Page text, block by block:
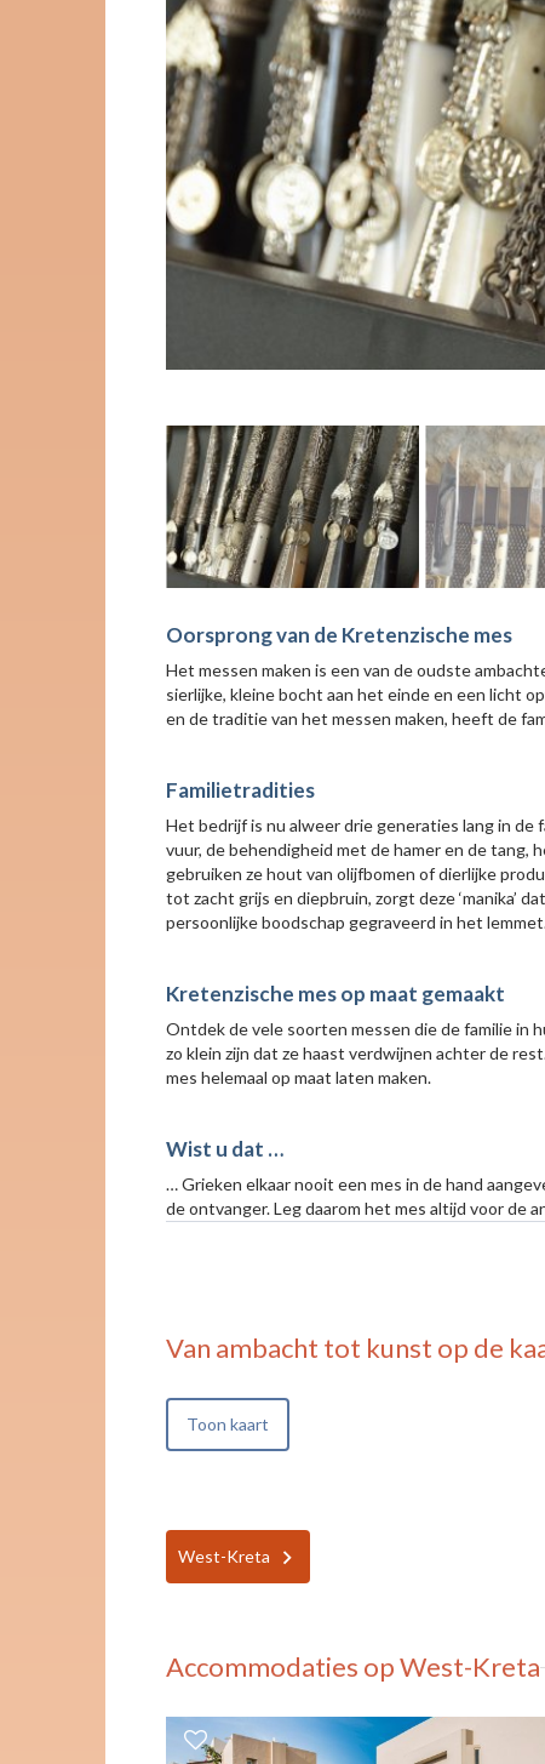
Oorsprong van de Kretenzische mes
Het messen maken is een van de oudste
sierlijke, kleine bocht aan het einde en een licht
en de traditie van het messen maken, heeft de
Familietradities
Het bedrijf is nu alweer drie generaties lang in de
vuur, de behendigheid met de hamer en de
gebruiken ze hout van olijfbomen of dierlijke
tot zacht grijs en diepbruin, zorgt deze ‘manika’
persoonlijke boodschap gegraveerd in het
Kretenzische mes op maat gemaakt
Ontdek de vele soorten messen die de familie in
zo klein zijn dat ze haast verdwijnen achter de
mes helemaal op maat laten maken.
Wist u dat …
… Grieken elkaar nooit een mes in de hand
de ontvanger. Leg daarom het mes altijd voor de
Van ambacht tot kunst op de
Toon kaart
West-Kreta
Accommodaties op West-Kreta